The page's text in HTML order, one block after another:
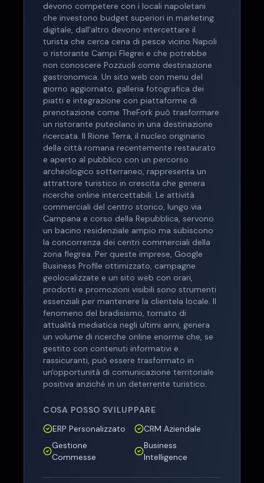
devono competere con i locali napoletani
che investono budget superiori in marketing
digitale, dall'altro devono intercettare il
turista che cerca cena di pesce vicino Napoli
o ristorante Campi Flegrei e che potrebbe
non conoscere Pozzuoli come destinazione
gastronomica. Un sito web con menu del
giorno aggiornato, galleria fotografica dei
piatti e integrazione con piattaforme di
prenotazione come TheFork può trasformare
un ristorante puteolano in una destinazione
ricercata. Il Rione Terra, il nucleo originario
della città romana recentemente restaurato
e aperto al pubblico con un percorso
archeologico sotterraneo, rappresenta un
attrattore turistico in crescita che genera
ricerche online intercettabili. Le attività
commerciali del centro storico, lungo via
Campana e corso della Repubblica, servono
un bacino residenziale ampio ma subiscono
la concorrenza dei centri commerciali della
zona flegrea. Per queste imprese, Google
Business Profile ottimizzato, campagne
geolocalizzate e un sito web con orari,
prodotti e promozioni visibili sono strumenti
essenziali per mantenere la clientela locale. Il
fenomeno del bradisismo, tornato di
attualità mediatica negli ultimi anni, genera
un volume di ricerche online enorme che, se
gestito con contenuti informativi e
rassicuranti, può essere trasformato in
un'opportunità di comunicazione territoriale
positiva anziché in un deterrente turistico.
COSA POSSO SVILUPPARE
ERP Personalizzato
CRM Aziendale
Gestione
Commesse
Business
Intelligence